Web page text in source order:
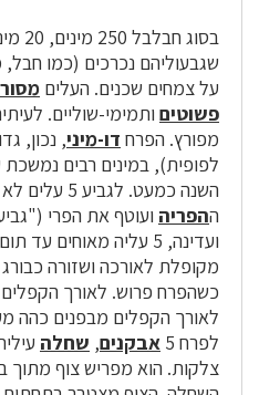
בסוג חבלבל 250 מינים, 20 מינים בארץ. רובם
שגבעוליהם נכרכים (כמו
על צמחים שכנים. העלים
פשוטים ותמימי-שוליים.
מפורץ. הפרח דו-מיני, נכון,
לפופית), במינים רבים
השנה כמעט.
ההפריה ועוטף את הפרי
ועדינה, 5 עליה מאוחים
מקופלת לאורכה ושזורה
כשהפרח פרוש. לאורך
לאורך הקפלים מבפנים כהה
לפרח 5
אבקנים, שחלה
צלקות. הוא מפריש צוף